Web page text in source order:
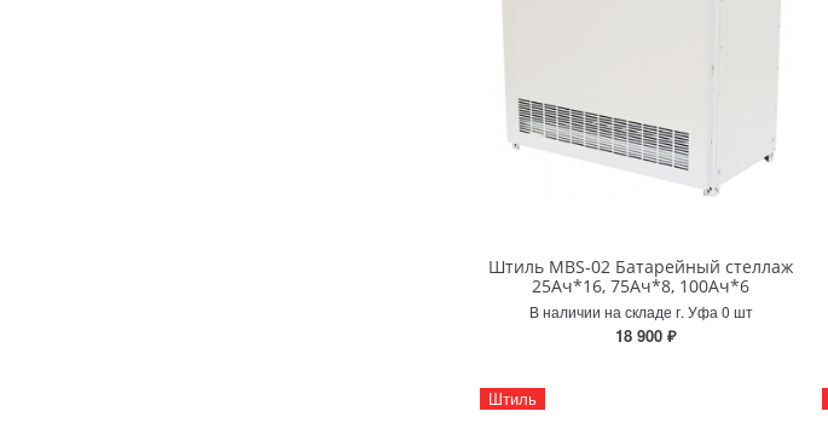
Штиль MBS-02 Батарейный стеллаж
25Ач*16, 75Ач*8, 100Ач*6
В наличии на складе г. Уфа 0 шт
18 900 ₽
Штиль